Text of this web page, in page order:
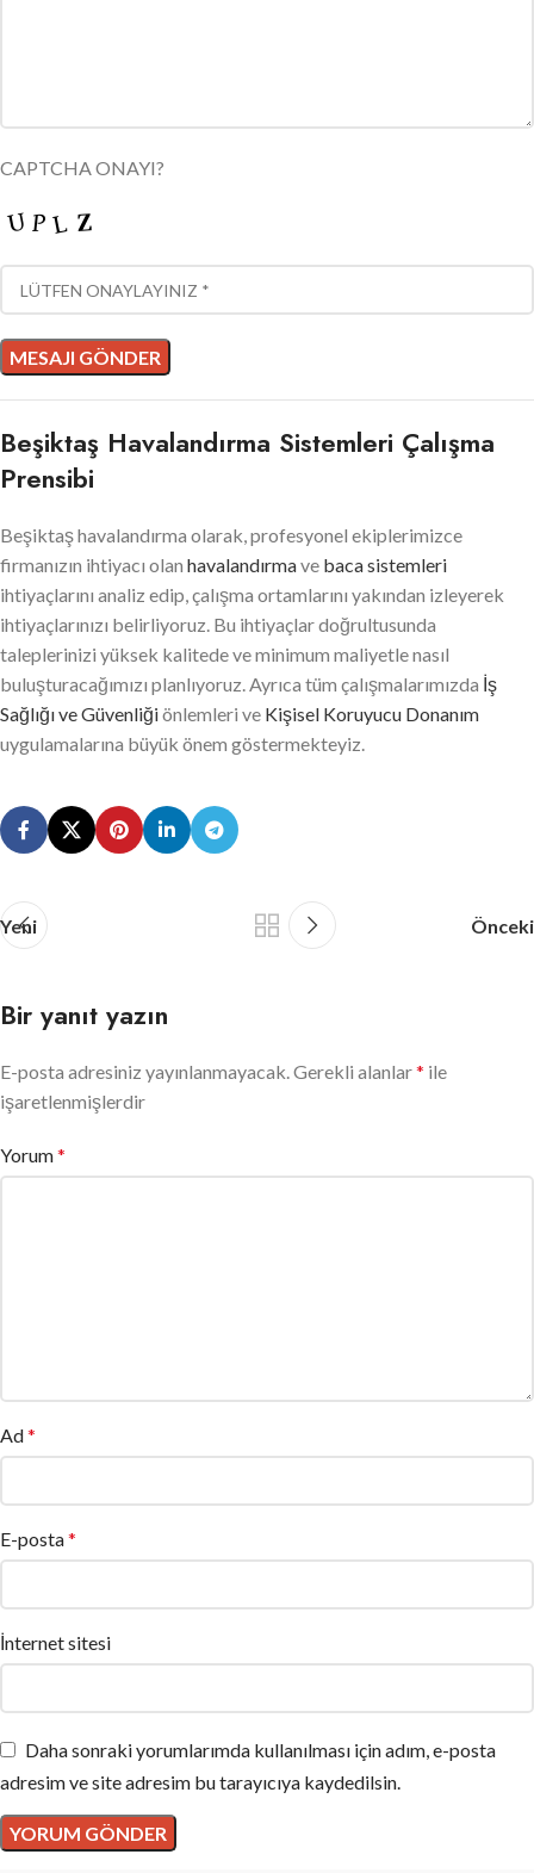
CAPTCHA ONAYI?
Beşiktaş Havalandırma Sistemleri Çalışma
Prensibi
Beşiktaş havalandırma olarak, profesyonel ekiplerimizce
firmanızın ihtiyacı olan havalandırmave baca sistemleri
ihtiyaçlarını analiz edip, çalışma ortamlarını yakından izleyerek
ihtiyaçlarınızı belirliyoruz. Bu ihtiyaçlar doğrultusunda
taleplerinizi yüksek kalitede ve minimum maliyetle nasıl
buluşturacağımızı planlıyoruz. Ayrıca tüm çalışmalarımızda İş
Sağlığı ve Güvenliğiönlemleri ve Kişisel Koruyucu Donanım
uygulamalarına büyük önem göstermekteyiz.
Yeni Önceki
Bir yanıt yazın
E-posta adresiniz yayınlanmayacak.Gerekli alanlar* ile
işaretlenmişlerdir
Yorum*
Ad*
E-posta*
İnternet sitesi
Daha sonraki yorumlarımda kullanılması için adım, e-posta
adresim ve site adresim bu tarayıcıya kaydedilsin.